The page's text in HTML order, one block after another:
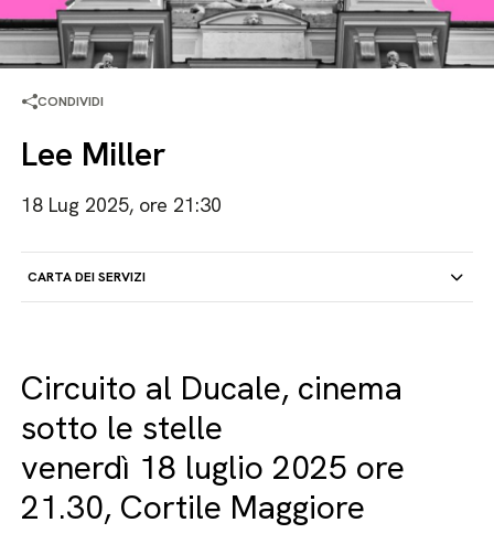
CONDIVIDI
Lee Miller
18 Lug 2025, ore 21:30
CARTA DEI SERVIZI
Circuito al Ducale, cinema
sotto le stelle
venerdì 18 luglio 2025 ore
21.30, Cortile Maggiore